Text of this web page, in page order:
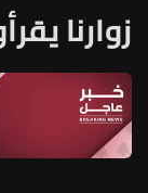
زوارنا